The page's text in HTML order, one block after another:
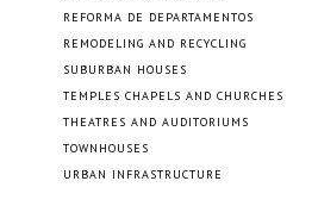
REFORMA DE DEPARTAMENTOS
REMODELING AND RECYCLING
SUBURBAN HOUSES
TEMPLES CHAPELS AND CHURCHES
THEATRES AND AUDITORIUMS
TOWNHOUSES
URBAN INFRASTRUCTURE